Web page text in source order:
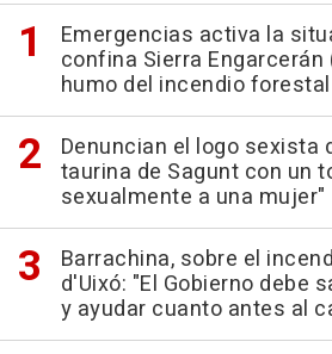
Emergencias activa la
confina Sierra
humo del incendio forestal
Denuncian el logo sexista
taurina de Sagunt con un
sexualmente a una mujer"
Barrachina, sobre el
d'Uixó: "El Gobierno debe
y ayudar cuanto antes al